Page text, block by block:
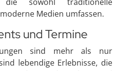
Medien umfassen.
und Termine
sind mehr als nur
lebendige Erlebnisse, die